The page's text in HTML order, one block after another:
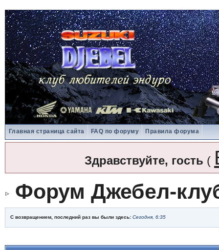
Главная страница сайта FAQ по форуму Правила форума
Здравствуйте, гость (
Форум Джебел-
С возвращением, последний раз вы были здесь: Сегодня, 6:35